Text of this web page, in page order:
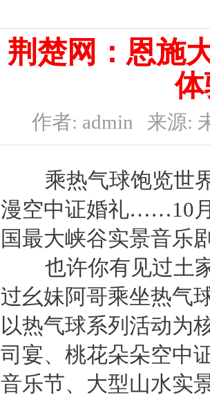
荆楚网：恩施
作者: admin 来源:
乘热气球饱览世界
漫空中证婚礼……10
国最大峡谷实景音乐
也许你有见过土家
过幺妹阿哥乘坐热气
以热气球系列活动为
司宴、桃花朵朵空中
音乐节、大型山水实